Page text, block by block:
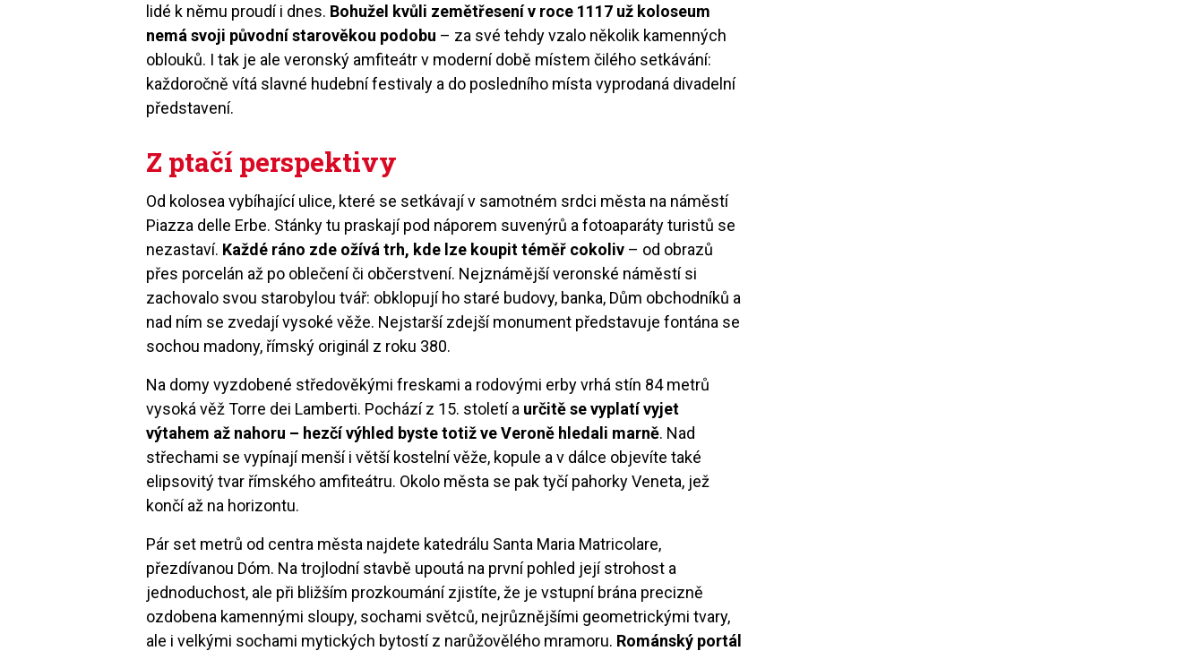
lidé k němu proudí i dnes. Bohužel kvůli zemětřesení v roce 1117 už koloseum
nemá svoji původní starověkou podobu – za své tehdy vzalo několik kamenných
oblouků. I tak je ale veronský amfiteátr v moderní době místem čilého setkávání:
každoročně vítá slavné hudební festivaly a do posledního místa vyprodaná divadelní
představení.
Z ptačí perspektivy
Od kolosea vybíhající ulice, které se setkávají v samotném srdci města na náměstí
Piazza delle Erbe. Stánky tu praskají pod náporem suvenýrů a fotoaparáty turistů se
nezastaví. Každé ráno zde ožívá trh, kde lze koupit téměř cokoliv – od obrazů
přes porcelán až po oblečení či občerstvení. Nejznámější veronské náměstí si
zachovalo svou starobylou tvář: obklopují ho staré budovy, banka, Dům obchodníků a
nad ním se zvedají vysoké věže. Nejstarší zdejší monument představuje fontána se
sochou madony, římský originál z roku 380.
Na domy vyzdobené středověkými freskami a rodovými erby vrhá stín 84 metrů
vysoká věž Torre dei Lamberti. Pochází z 15. století a určitě se vyplatí vyjet
výtahem až nahoru – hezčí výhled byste totiž ve Veroně hledali marně. Nad
střechami se vypínají menší i větší kostelní věže, kopule a v dálce objevíte také
elipsovitý tvar římského amfiteátru. Okolo města se pak tyčí pahorky Veneta, jež
končí až na horizontu.
Pár set metrů od centra města najdete katedrálu Santa Maria Matricolare,
přezdívanou Dóm. Na trojlodní stavbě upoutá na první pohled její strohost a
jednoduchost, ale při bližším prozkoumání zjistíte, že je vstupní brána precizně
ozdobena kamennými sloupy, sochami světců, nejrůznějšími geometrickými tvary,
ale i velkými sochami mytických bytostí z narůžovělého mramoru. Románský portál